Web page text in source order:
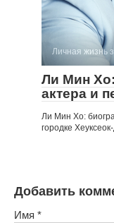
Личная жизнь
Ли Мин
актера и
Ли Мин Хо:
городке
Добавить
Имя *